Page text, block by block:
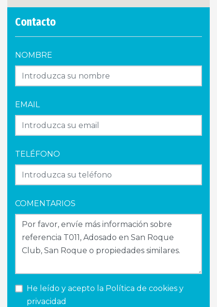
Contacto
NOMBRE
EMAIL
TELÉFONO
COMENTARIOS
He leído y acepto la Política de cookies y
privacidad